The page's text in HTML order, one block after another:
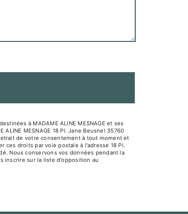
à MADAME ALINE MESNAGE et ses
MESNAGE 18 Pl. Jane Beusnel 35760
de votre consentement à tout moment et
ces droits par voie postale à l'adresse 18 Pl.
Nous conservons vos données pendant la
inscrire sur la liste d'opposition au